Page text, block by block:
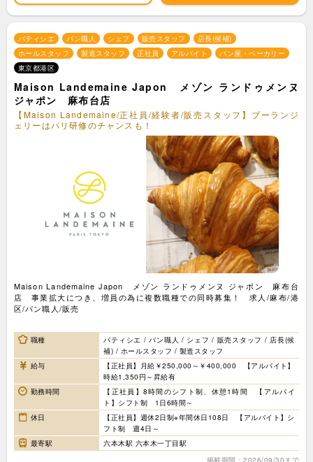
パティシエ パン職人 シェフ 販売スタッフ
店長(候補)
ホールスタッフ
製造スタッフ 正社員 アルバイト
パン屋・ベーカリー
東京都港区
Maison Landemaine Japon メゾン ランドゥメンヌ
ジャポン 麻布台店
【Maison Landemaine/正社員/経験者/販売スタッフ】ブーランジ
ェリーはパリ研修のチャンスも！
Maison Landemaine Japon メゾン ランドゥメンヌ ジャポン 麻布台
店 事業拡大につき、増員の為に複数職種での同時募集！ 求人/麻布/港
区/パン職人/販売
職種
パティシエ / パン職人 / シェフ / 販売スタッフ / 店長(候
補) / ホールスタッフ / 製造スタッフ
給与
【正社員】月給￥250,000～￥400,000 【アルバイト】
時給1,350円～昇給有
勤務時間
【正社員】8時間のシフト制、休憩1時間 【アルバイ
ト】シフト制 1日6時間～
休日
【正社員】週休2日制※年間休日108日 【アルバイト】シ
フト制 週4日～
最寄駅
六本木駅 六本木一丁目駅
掲載期間：2026/09/30まで